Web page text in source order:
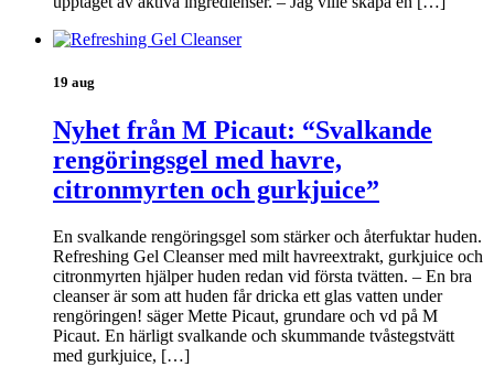
19 aug
Nyhet från M Picaut: “Svalkande
rengöringsgel med havre,
citronmyrten och gurkjuice”
En svalkande rengöringsgel som stärker och återfuktar huden.
Refreshing Gel Cleanser med milt havreextrakt, gurkjuice och
citronmyrten hjälper huden redan vid första tvätten. – En bra
cleanser är som att huden får dricka ett glas vatten under
rengöringen! säger Mette Picaut, grundare och vd på M
Picaut. En härligt svalkande och skummande tvåstegstvätt
med gurkjuice, […]